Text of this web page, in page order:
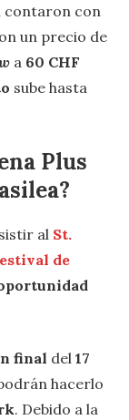
contaron con
un precio de
a 60 CHF
sube hasta
Plus
al St.
de
final del 17
hacerlo
. Debido a la